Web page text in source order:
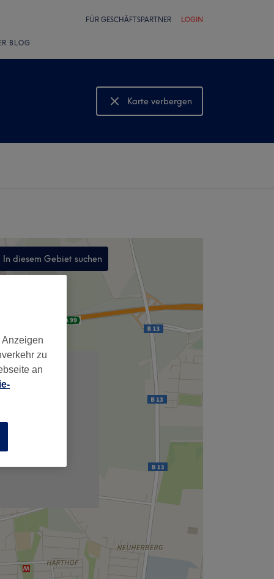
FÜR GESCHÄFTSPARTNER LOGIN
BLOG
Karte verbergen
Karte anzeigen
In diesem Gebiet suchen
,
zu
an